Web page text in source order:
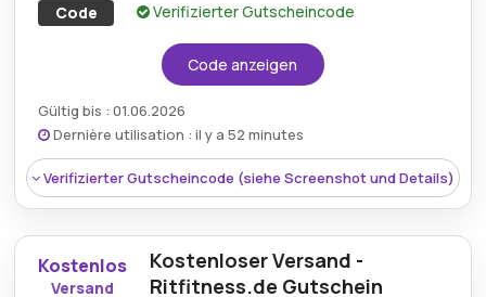
Code
Verifizierter Gutscheincode
Code anzeigen
Gültig bis : 01.06.2026
Dernière utilisation : il y a 52 minutes
Verifizierter Gutscheincode (siehe Screenshot und Details)
Kostenlos
Versand
Kostenloser Versand -
Ritfitness.de Gutschein